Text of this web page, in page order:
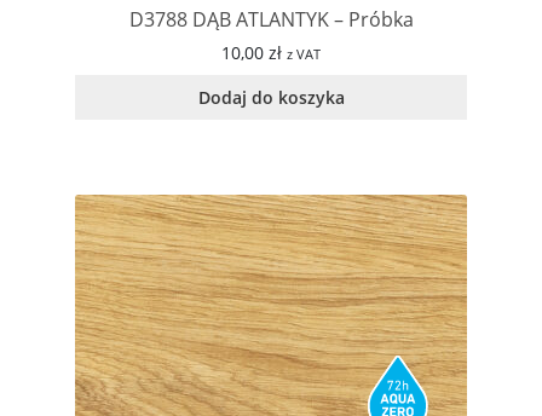
D3788 DĄB ATLANTYK – Próbka
10,00 zł z VAT
Dodaj do koszyka